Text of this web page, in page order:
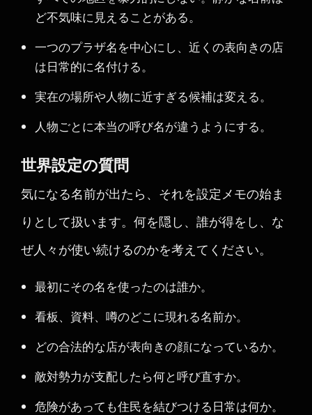
ど不気味に見えることがある。
一つのプラザ名を中心にし、近くの表向きの店
は日常的に名付ける。
実在の場所や人物に近すぎる候補は変える。
人物ごとに本当の呼び名が違うようにする。
世界設定の質問
気になる名前が出たら、それを設定メモの始ま
りとして扱います。何を隠し、誰が得をし、な
ぜ人々が使い続けるのかを考えてください。
最初にその名を使ったのは誰か。
看板、資料、噂のどこに現れる名前か。
どの合法的な店が表向きの顔になっているか。
敵対勢力が支配したら何と呼び直すか。
危険があっても住民を結びつける日常は何か。